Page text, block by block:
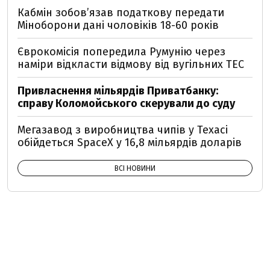
Кабмін зобовʼязав податкову передати
Міноборони дані чоловіків 18-60 років
Єврокомісія попередила Румунію через
наміри відкласти відмову від вугільних ТЕС
Привласнення мільярдів Приватбанку:
справу Коломойського скерували до суду
Мегазавод з виробництва чипів у Техасі
обійдеться SpaceX у 16,8 мільярдів доларів
ВСІ НОВИНИ